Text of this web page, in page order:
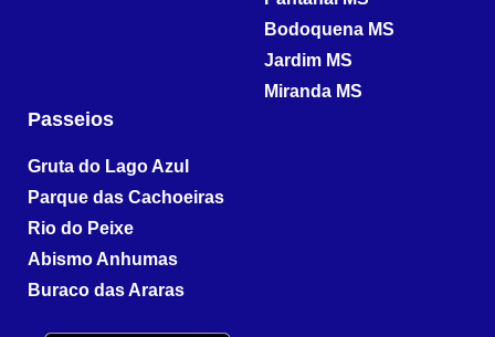
Bodoquena MS
Jardim MS
Miranda MS
Passeios
Gruta do Lago Azul
Parque das Cachoeiras
Rio do Peixe
Abismo Anhumas
Buraco das Araras